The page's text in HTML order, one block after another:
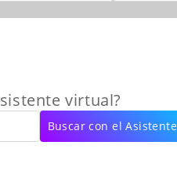
virtual?
Buscar con el